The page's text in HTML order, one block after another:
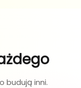
budują inni.